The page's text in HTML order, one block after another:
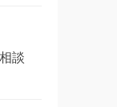
談